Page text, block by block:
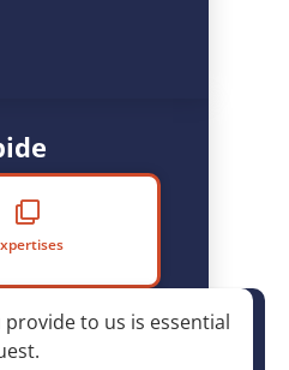
de formation
to us is essential
.